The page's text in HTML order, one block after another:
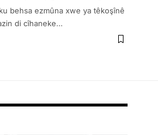
behsa ezmûna xwe ya têkoşînê
di cîhaneke…